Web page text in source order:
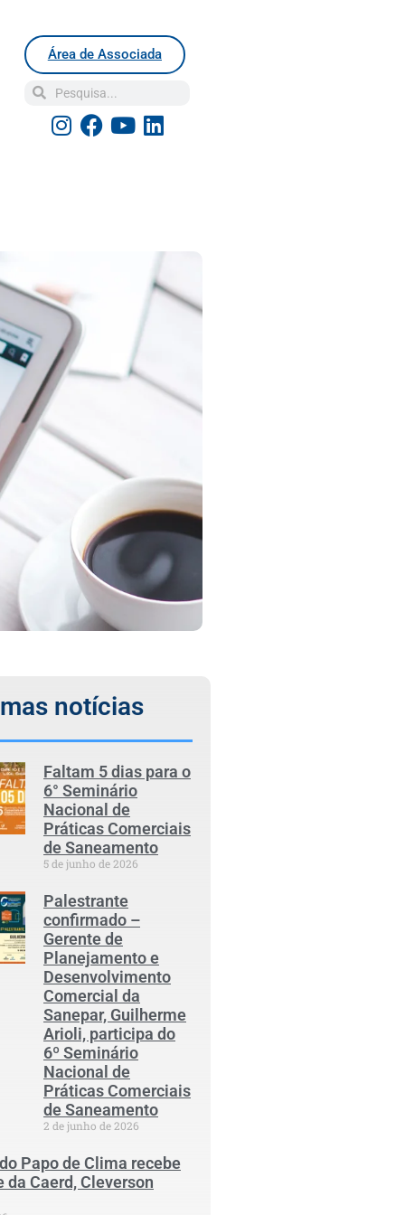
Área de Associada
notícias
Faltam 5 dias para o
6° Seminário
Nacional de
Práticas Comerciais
de Saneamento
5 de junho de 2026
Palestrante
confirmado –
Gerente de
Planejamento e
Desenvolvimento
Comercial da
Sanepar, Guilherme
Arioli, participa do
6º Seminário
Nacional de
Práticas Comerciais
de Saneamento
2 de junho de 2026
Papo de Clima recebe
da Caerd, Cleverson